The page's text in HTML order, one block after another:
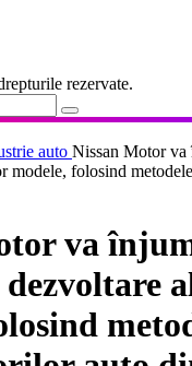
rezervate.
auto Nissan Motor
modele, folosind
va